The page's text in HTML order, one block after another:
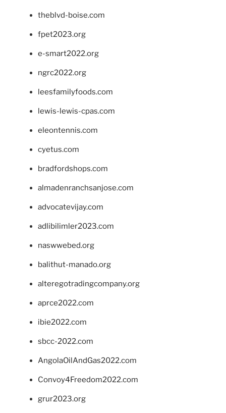
theblvd-boise.com
fpet2023.org
e-smart2022.org
ngrc2022.org
leesfamilyfoods.com
lewis-lewis-cpas.com
eleontennis.com
cyetus.com
bradfordshops.com
almadenranchsanjose.com
advocatevijay.com
adlibilimler2023.com
naswwebed.org
balithut-manado.org
alteregotradingcompany.org
aprce2022.com
ibie2022.com
sbcc-2022.com
AngolaOilAndGas2022.com
Convoy4Freedom2022.com
grur2023.org